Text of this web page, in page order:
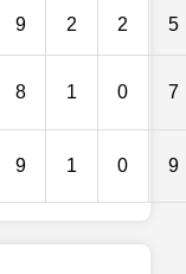
9 2 2 5
8 1 0 7
9 1 0 9